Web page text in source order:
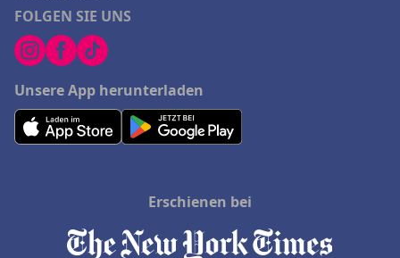
FOLGEN SIE UNS
Unsere App herunterladen
Erschienen bei